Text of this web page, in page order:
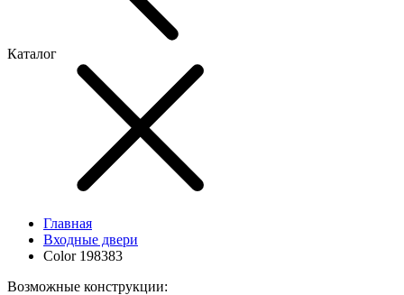
Каталог
Главная
Входные двери
Color 198383
Возможные конструкции: